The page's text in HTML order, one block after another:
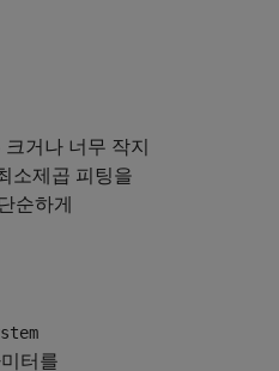
거나 너무 작지
소제곱 피팅을
순하게
터를